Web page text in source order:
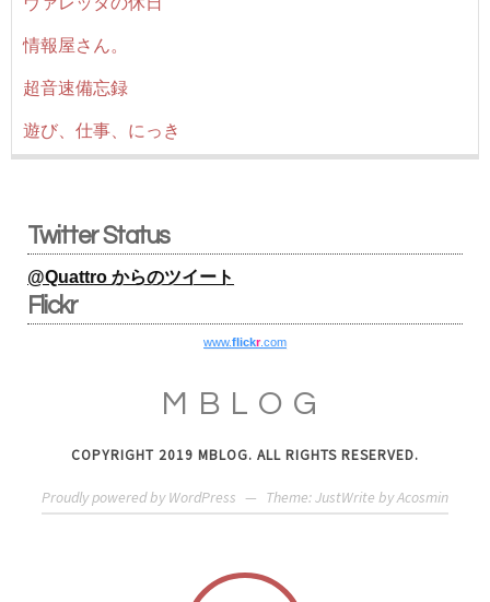
情報屋さん。
超音速備忘録
遊び、仕事、にっき
Twitter Status
@Quattro からのツイート
Flickr
www.flickr.com
MBLOG
COPYRIGHT 2019 MBLOG. ALL RIGHTS RESERVED.
Proudly powered by WordPress — Theme: JustWrite byAcosmin